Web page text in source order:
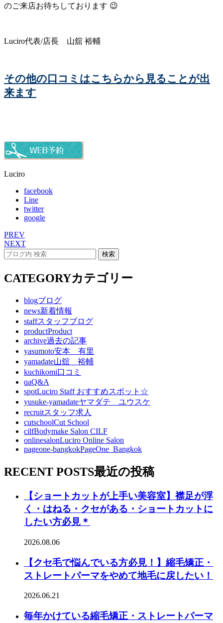
のご来店お待ちしております 😉
Luciro代表/店長 山舘 裕輔
その他の口コミはこちらから見ることが出
来ます
Luciro
facebook
Line
twitter
google
PREV
NEXT
CATEGORYカテゴリー
blogブログ
news新着情報
staffスタッフブログ
productProduct
archive過去の記事
yasumoto安本 有里
yamadate山舘 裕輔
kuchikomi口コミ
qaQ&A
spotLuciro Staff おすすめスポット☆
yusuke-yamadateヤマダテ ユウスケ
recruitスタッフ求人
cutschoolCut School
cilfBodymake Salon CILF
onlinesalonLuciro Online Salon
pageone-bangkokPageOne_Bangkok
RECENT POSTS最近の投稿
【ショートカットが上手い美容室】襟足が浮
く・はねる・クセがある・ショートカットに
したい方必見＊
2026.08.06
【クセ毛で悩んでいる方必見！】縮毛矯正・
ストレートパーマをやめて地毛に戻したい！
2026.06.21
毎年かけている縮毛矯正・ストレートパーマ